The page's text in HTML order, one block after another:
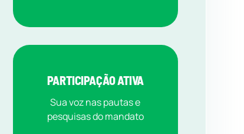
PARTICIPAÇÃO ATIVA
Sua voz nas pautas e
pesquisas do mandato